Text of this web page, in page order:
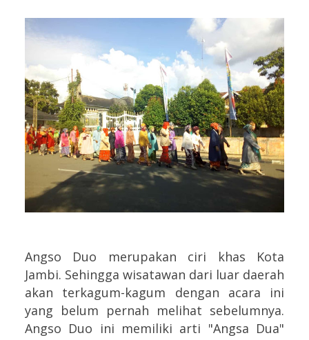
Angso Duo merupakan ciri khas Kota
Jambi. Sehingga wisatawan dari luar daerah
akan terkagum-kagum dengan acara ini
yang belum pernah melihat sebelumnya.
Angso Duo ini memiliki arti "Angsa Dua"